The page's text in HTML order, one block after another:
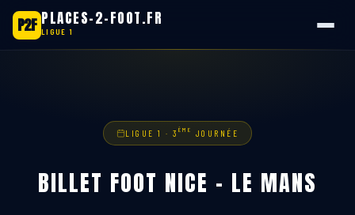
P2F PLACES-2-FOOT.FR
LIGUE 1
LIGUE 1 · 3 ÈME JOURNÉE
BILLET FOOT NICE – LE MANS